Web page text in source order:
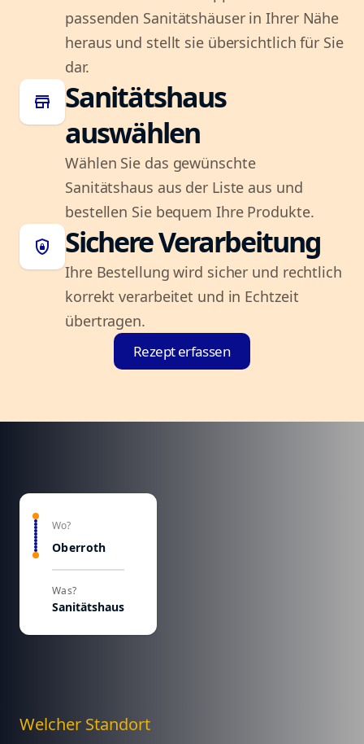
passenden Sanitätshäuser in Ihrer Nähe
heraus und stellt sie übersichtlich für Sie
dar.
store
Sanitätshaus
auswählen
Wählen Sie das gewünschte
Sanitätshaus aus der Liste aus und
bestellen Sie bequem Ihre Produkte.
shield_lock Sichere Verarbeitung
Ihre Bestellung wird sicher und rechtlich
korrekt verarbeitet und in Echtzeit
übertragen.
Rezept erfassen
Wo?
Oberroth
Was?
Sanitätshaus
Welcher Standort